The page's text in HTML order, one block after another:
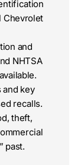
Chevrolet
and
NHTSA
and key
recalls.
theft,
past.